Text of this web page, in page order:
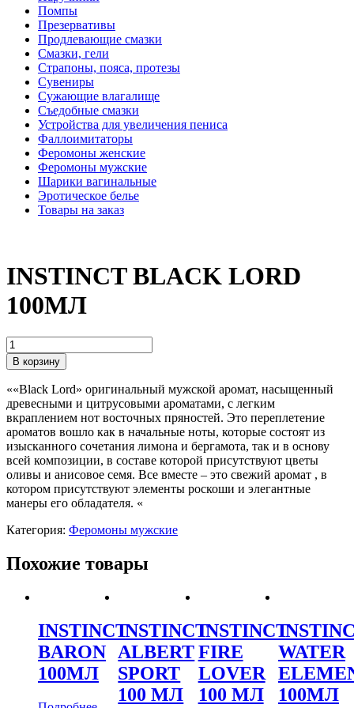
Помпы
Презервативы
Продлевающие смазки
Смазки, гели
Страпоны, пояса, протезы
Сувениры
Сужающие влагалище
Съедобные смазки
Устройства для увеличения пениса
Фаллоимитаторы
Феромоны женские
Феромоны мужские
Шарики вагинальные
Эротическое белье
Товары на заказ
INSTINCT BLACK LORD
100МЛ
В корзину
««Black Lord» оригинальный мужской аромат, насыщенный
древесными и цитрусовыми ароматами, с легким
вкраплением нот восточных пряностей. Это переплетение
ароматов вошло как в начальные ноты, которые состоят из
изысканного сочетания лимона и бергамота, так и в основу
всей композиции, в составе которой присутствуют цветы
оливы и анисовое семя. Все вместе – это свежий аромат , в
котором присутствуют элементы роскоши и элегантные
манеры его обладателя. «
Категория: Феромоны мужские
Похожие товары
INSTINCT
BARON
100МЛ
INSTINCT
ALBERT
SPORT
100 МЛ
INSTINCT
FIRE
LOVER
100 МЛ
WATER
100МЛ